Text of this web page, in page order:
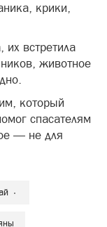
крики,
их встретила
животное
который
спасателям
— не для